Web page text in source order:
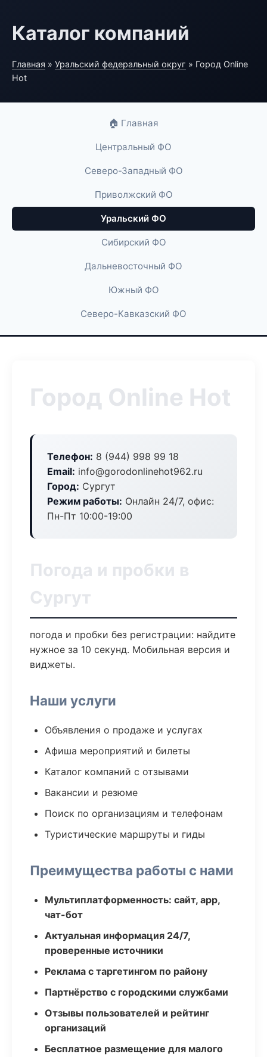
Каталог компаний
Главная » Уральский федеральный округ » Город Online
Hot
🏠 Главная
Центральный ФО
Северо-Западный ФО
Приволжский ФО
Уральский ФО
Сибирский ФО
Дальневосточный ФО
Южный ФО
Северо-Кавказский ФО
Город Online Hot
Телефон: 8 (944) 998 99 18
Email: info@gorodonlinehot962.ru
Город: Сургут
Режим работы: Онлайн 24/7, офис:
Пн-Пт 10:00-19:00
Погода и пробки в
Сургут
погода и пробки без регистрации: найдите
нужное за 10 секунд. Мобильная версия и
виджеты.
Наши услуги
Объявления о продаже и услугах
Афиша мероприятий и билеты
Каталог компаний с отзывами
Вакансии и резюме
Поиск по организациям и телефонам
Туристические маршруты и гиды
Преимущества работы с нами
Мультиплатформенность: сайт, app,
чат-бот
Актуальная информация 24/7,
проверенные источники
Реклама с таргетингом по району
Партнёрство с городскими службами
Отзывы пользователей и рейтинг
организаций
Бесплатное размещение для малого